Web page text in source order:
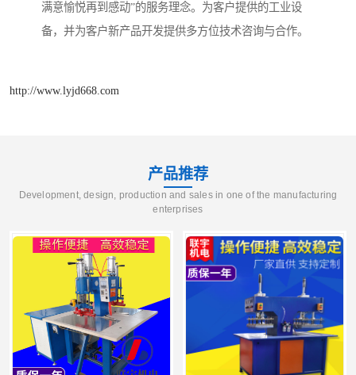
满意愉悦再到感动”的服务理念。为客户提供的工业设
备，并为客户新产品开发提供多方位技术咨询与合作。
http://www.lyjd668.com
产品推荐
Development, design, production and sales in one of the manufacturing
enterprises